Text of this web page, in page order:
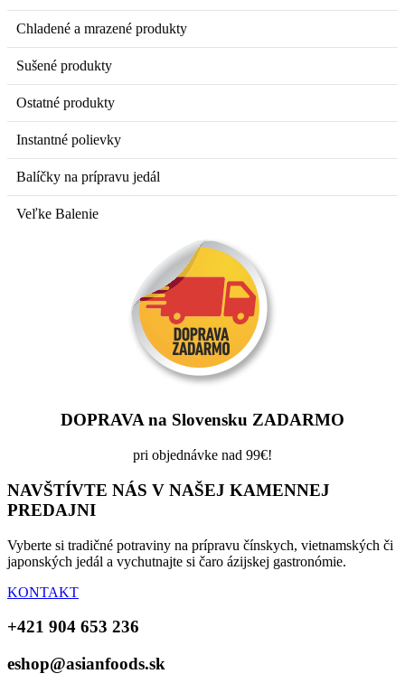
Chladené a mrazené produkty
Sušené produkty
Ostatné produkty
Instantné polievky
Balíčky na prípravu jedál
Veľke Balenie
DOPRAVA na Slovensku ZADARMO
pri objednávke nad 99€!
NAVŠTÍVTE NÁS V NAŠEJ KAMENNEJ
PREDAJNI
Vyberte si tradičné potraviny na prípravu čínskych, vietnamských či
japonských jedál a vychutnajte si čaro ázijskej gastronómie.
KONTAKT
+421 904 653 236
eshop@asianfoods.sk